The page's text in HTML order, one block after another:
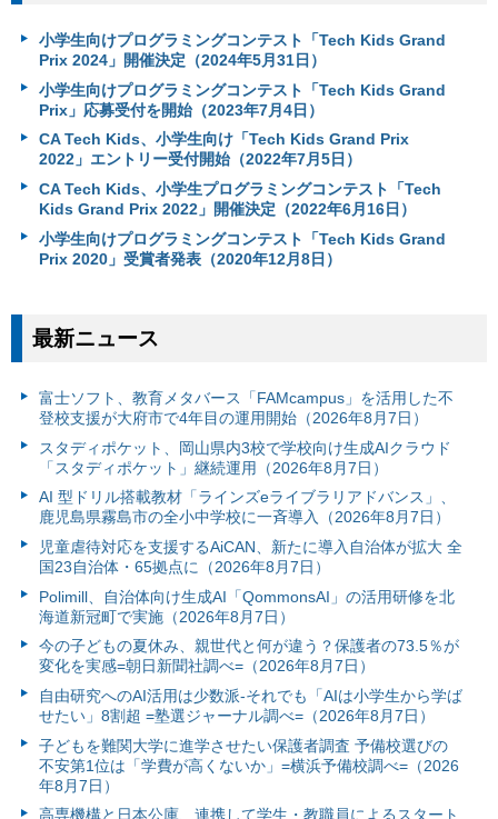
小学生向けプログラミングコンテスト「Tech Kids Grand
Prix 2024」開催決定（2024年5月31日）
小学生向けプログラミングコンテスト「Tech Kids Grand
Prix」応募受付を開始（2023年7月4日）
CA Tech Kids、小学生向け「Tech Kids Grand Prix
2022」エントリー受付開始（2022年7月5日）
CA Tech Kids、小学生プログラミングコンテスト「Tech
Kids Grand Prix 2022」開催決定（2022年6月16日）
小学生向けプログラミングコンテスト「Tech Kids Grand
Prix 2020」受賞者発表（2020年12月8日）
最新ニュース
富⼠ソフト、教育メタバース「FAMcampus」を活用した不
登校支援が大府市で4年目の運用開始（2026年8月7日）
スタディポケット、岡山県内3校で学校向け生成AIクラウド
「スタディポケット」継続運用（2026年8月7日）
AI 型ドリル搭載教材「ラインズeライブラリアドバンス」、
鹿児島県霧島市の全小中学校に一斉導入（2026年8月7日）
児童虐待対応を支援するAiCAN、新たに導入自治体が拡大 全
国23自治体・65拠点に（2026年8月7日）
Polimill、自治体向け生成AI「QommonsAI」の活用研修を北
海道新冠町で実施（2026年8月7日）
今の子どもの夏休み、親世代と何が違う？保護者の73.5％が
変化を実感=朝日新聞社調べ=（2026年8月7日）
自由研究へのAI活用は少数派-それでも「AIは小学生から学ば
せたい」8割超 =塾選ジャーナル調べ=（2026年8月7日）
子どもを難関大学に進学させたい保護者調査 予備校選びの
不安第1位は「学費が高くないか」=横浜予備校調べ=（2026
年8月7日）
高専機構と日本公庫、連携して学生・教職員によるスタート